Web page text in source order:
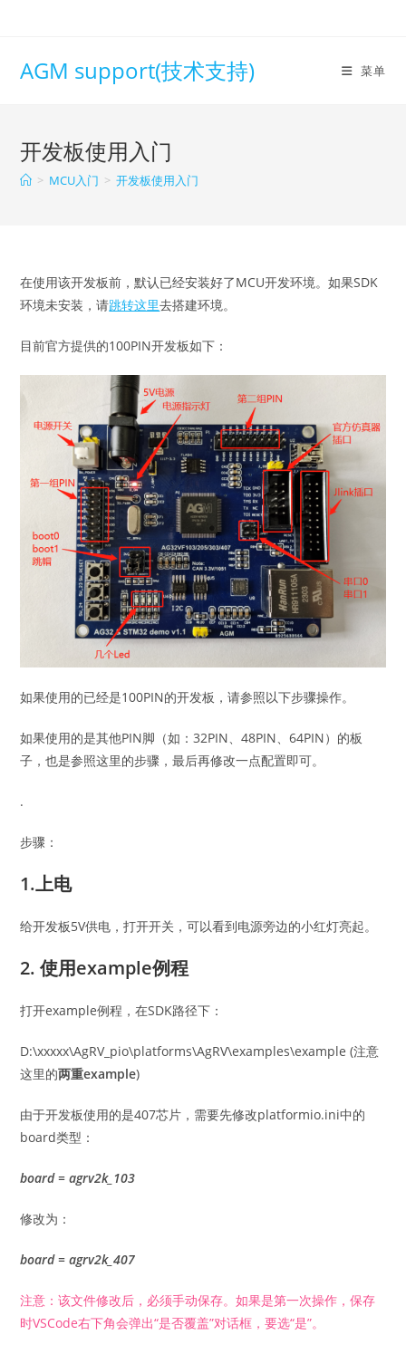
AGM support(技术支持) 菜单
开发板使用入门
> MCU入门 > 开发板使用入门
在使用该开发板前，默认已经安装好了MCU开发环境。如果SDK
环境未安装，请跳转这里去搭建环境。
目前官方提供的100PIN开发板如下：
如果使用的已经是100PIN的开发板，请参照以下步骤操作。
如果使用的是其他PIN脚（如：32PIN、48PIN、64PIN）的板
子，也是参照这里的步骤，最后再修改一点配置即可。
.
步骤：
1.上电
给开发板5V供电，打开开关，可以看到电源旁边的小红灯亮起。
2. 使用example例程
打开example例程，在SDK路径下：
D:\xxxxx\AgRV_pio\platforms\AgRV\examples\example (注意
这里的两重example)
由于开发板使用的是407芯片，需要先修改platformio.ini中的
board类型：
board = agrv2k_103
修改为：
board = agrv2k_407
注意：该文件修改后，必须手动保存。如果是第一次操作，保存
时VSCode右下角会弹出“是否覆盖”对话框，要选“是”。